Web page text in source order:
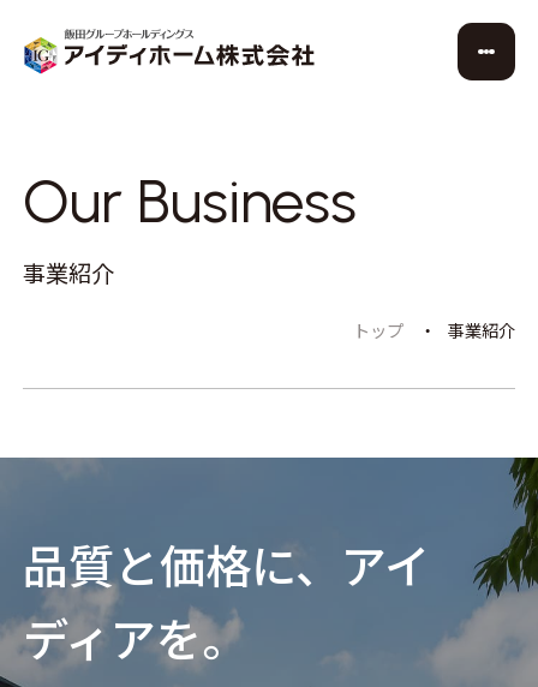
Our Business
事業紹介
トップ 事業紹介
品質と価格に、アイ
ディアを。